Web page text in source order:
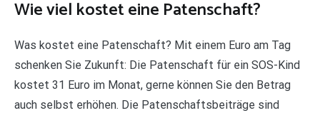
Wie viel kostet eine Patenschaft?
Was kostet eine Patenschaft? Mit einem Euro am Tag
schenken Sie Zukunft: Die Patenschaft für ein SOS-Kind
kostet 31 Euro im Monat, gerne können Sie den Betrag
auch selbst erhöhen. Die Patenschaftsbeiträge sind